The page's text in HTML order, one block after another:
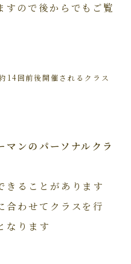
すので後からでもご覧
14回前後開催されるクラス
ンのパーソナルクラ
きることがあります
合わせてクラスを行
なります